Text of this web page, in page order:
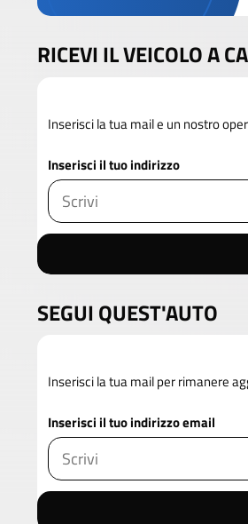
RICEVI IL VEICOLO A
Inserisci la tua mail e un nostro
Inserisci il tuo indirizzo
SEGUI QUEST'AUTO
Inserisci la tua mail per rimanere
Inserisci il tuo indirizzo email